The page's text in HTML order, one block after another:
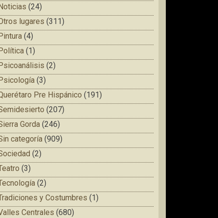
Noticias (24)
lugares (311)
Pintura (4)
Política (1)
Psicoanálisis (2)
Psicología (3)
Pre Hispánico (191)
(207)
Gorda (246)
categoría (909)
(2)
(3)
(2)
y Costumbres (1)
Centrales (680)